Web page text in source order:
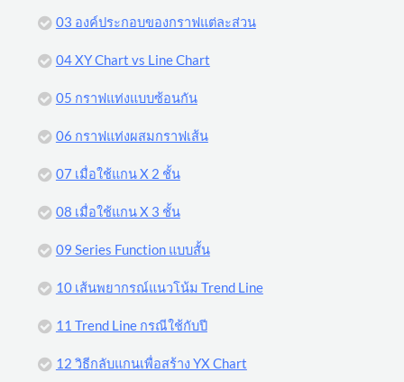
03 องค์ประกอบของกราฟแต่ละส่วน
04 XY Chart vs Line Chart
05 กราฟแท่งแบบซ้อนกัน
06 กราฟแท่งผสมกราฟเส้น
07 เมื่อใช้แกน X 2 ชั้น
08 เมื่อใช้แกน X 3 ชั้น
09 Series Function แบบสั้น
10 เส้นพยากรณ์แนวโน้ม Trend Line
11 Trend Line กรณีใช้กับปี
12 วิธีกลับแกนเพื่อสร้าง YX Chart